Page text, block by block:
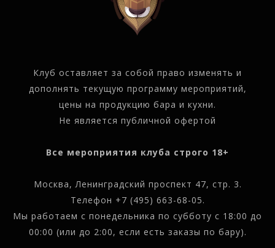
Клуб оставляет за собой право изменять и
дополнять текущую программу мероприятий,
цены на продукцию бара и кухни.
Не является публичной офертой
Все мероприятия клуба строго 18+
Москва, Ленинградский проспект 47, стр. 3.
Телефон +7 (495) 663-68-05.
Мы работаем с понедельника по субботу с 18:00 до
00:00 (или до 2:00, если есть заказы по бару).